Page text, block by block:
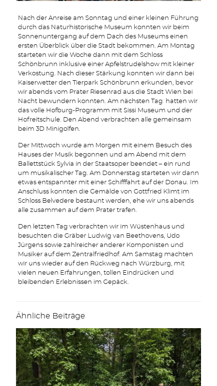
Nach der Anreise am Sonntag und einer kleinen Führung
durch das Naturhistorische Museum konnten wir beim
Sonnenuntergang auf dem Dach des Museums einen
ersten Überblick über die Stadt bekommen. Am Montag
starteten wir die Woche dann mit dem Schloss
Schönbrunn inklusive einer Apfelstrudelshow mit kleiner
Verkostung. Nach dieser Stärkung konnten wir dann bei
Kaiserwetter den Tierpark Schönbrunn erkunden, bevor
wir abends vom Prater Riesenrad aus die Stadt Wien bei
Nacht bewundern konnten. Am nächsten Tag hatten wir
das volle Hofburg-Programm mit Sissi Museum und der
Hofreitschule. Den Abend verbrachten alle gemeinsam
beim 3D Minigolfen.
Der Mittwoch wurde am Morgen mit einem Besuch des
Hauses der Musik begonnen und am Abend mit dem
Ballettstück Sylvia in der Staatsoper beendet – ein rund
um musikalischer Tag. Am Donnerstag starteten wir dann
etwas entspannter mit einer Schifffahrt auf der Donau. Im
Anschluss konnten die Gemälde von Gottfried Klimt im
Schloss Belvedere bestaunt werden, ehe wir uns abends
alle zusammen auf dem Prater trafen.
Den letzten Tag verbrachten wir im Wüstenhaus und
besuchten die Gräber Ludwig van Beethovens, Udo
Jürgens sowie zahlreicher anderer Komponisten und
Musiker auf dem Zentralfriedhof. Am Samstag machten
wir uns wieder auf den Rückweg nach Würzburg, mit
vielen neuen Erfahrungen, tollen Eindrücken und
bleibenden Erlebnissen im Gepäck.
Ähnliche Beiträge